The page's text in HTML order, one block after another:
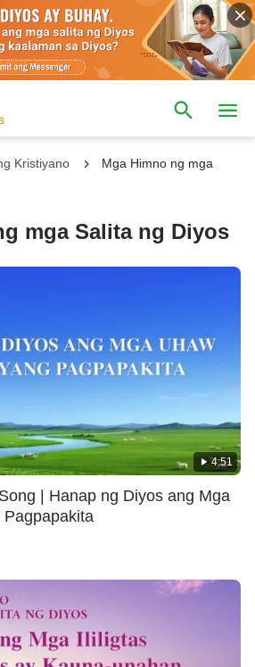
Kristiyano
Mga Himno ng mga
mga Salita ng Diyos
4:51
| Hanap ng Diyos ang Mga